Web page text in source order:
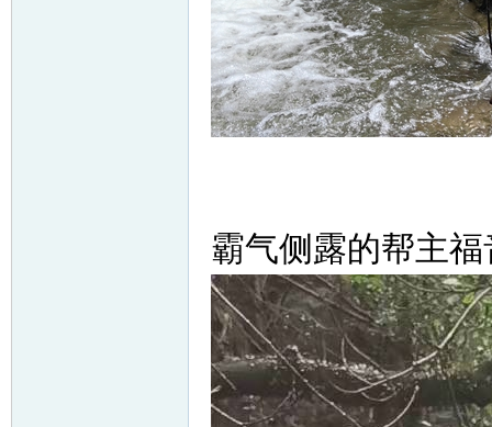
霸气侧露的帮主福